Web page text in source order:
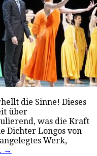
die Sinne! Dieses
über
was die Kraft
Dichter Longos von
Werk,
→